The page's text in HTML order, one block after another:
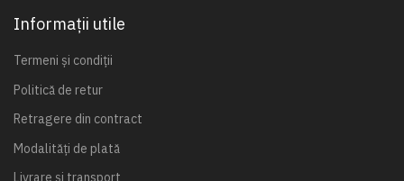
Informații utile
Termeni și condiții
Politică de retur
Retragere din contract
Modalități de plată
Livrare și transport